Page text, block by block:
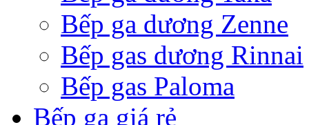
Bếp ga dương Zenne
Bếp gas dương Rinnai
Bếp gas Paloma
Bếp ga giá rẻ